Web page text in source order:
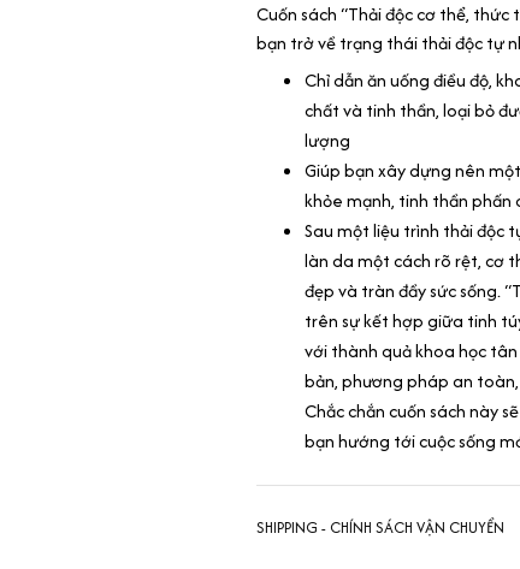
Cuốn sách “Thải độc cơ thể,
bạn trở về trạng thái thải độc tự
Chỉ dẫn ăn uống điều độ,
chất và tinh thần, loại bỏ
lượng
Giúp bạn xây dựng nên
khỏe mạnh, tinh thần phấn
Sau một liệu trình thải độc
làn da một cách rõ rệt, cơ
đẹp và tràn đầy sức sống.
trên sự kết hợp giữa tinh
với thành quả khoa học
bản, phương pháp an
Chắc chắn cuốn sách này
bạn hướng tới cuộc sống
SHIPPING - CHÍNH SÁCH VẬN CHUYỂN